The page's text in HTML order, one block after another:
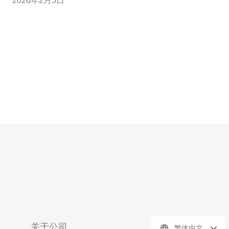
了解应援站的性质与目标 在加入应援站之前，首先需要了
关于公司